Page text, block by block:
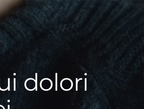
dolori